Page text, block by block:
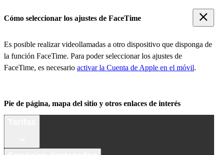
Cómo seleccionar los ajustes de FaceTime
Es posible realizar videollamadas a otro dispositivo que disponga de
la función FaceTime. Para poder seleccionar los ajustes de
FaceTime, es necesario activar la Cuenta de Apple en el móvil.
Pie de página, mapa del sitio y otros enlaces de interés